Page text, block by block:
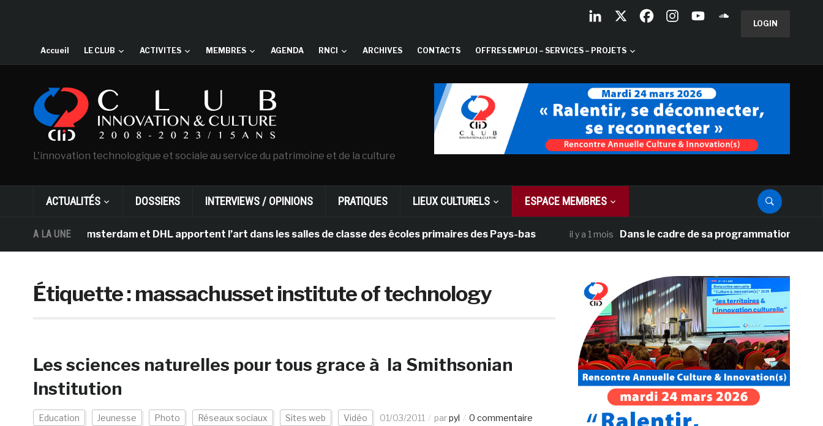
LOGIN
Accueil LE CLUB ACTIVITES MEMBRES AGENDA RNCI ARCHIVES CONTACTS OFFRES EMPLOI – SERVICES – PROJETS
L'innovation technologique et sociale au service du patrimoine et de la culture
ACTUALITÉS DOSSIERS INTERVIEWS / OPINIONS PRATIQUES LIEUX CULTURELS ESPACE MEMBRES
A LA UNE
Gogh d’Amsterdam et DHL apportent l’art dans les salles de classe des écoles primaires des Pays-bas il y a 1 mois Dans le cadre de sa programmation
Étiquette :massachusset institute of technology
Les sciences naturelles pour tous grace à la Smithsonian
Institution
Education Jeunesse Photo Réseaux sociaux Sites web Vidéo 01/03/2011 parpyl 0 commentaire